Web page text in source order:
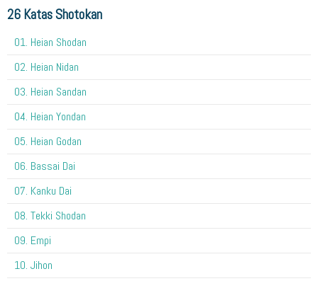
26 Katas Shotokan
01. Heian Shodan
02. Heian Nidan
03. Heian Sandan
04. Heian Yondan
05. Heian Godan
06. Bassai Dai
07. Kanku Dai
08. Tekki Shodan
09. Empi
10. Jihon